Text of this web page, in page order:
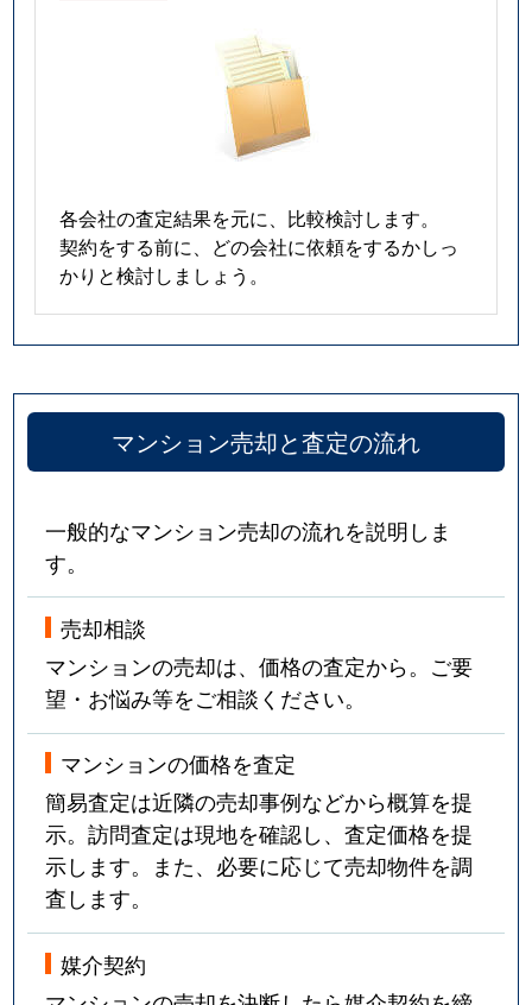
各会社の査定結果を元に、比較検討します。
契約をする前に、どの会社に依頼をするかしっ
かりと検討しましょう。
マンション売却と査定の流れ
一般的なマンション売却の流れを説明しま
す。
売却相談
マンションの売却は、価格の査定から。ご要
望・お悩み等をご相談ください。
マンションの価格を査定
簡易査定は近隣の売却事例などから概算を提
示。訪問査定は現地を確認し、査定価格を提
示します。また、必要に応じて売却物件を調
査します。
媒介契約